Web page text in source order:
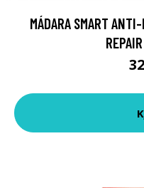
MÁDARA SMART